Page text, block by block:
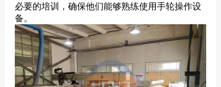
必要的培训，确保他们能够熟练使用手轮操作设
备。